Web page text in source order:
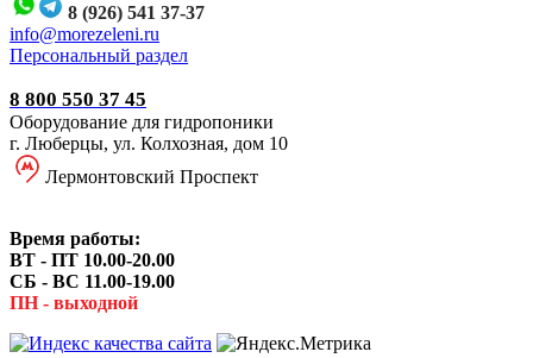
8 (926) 541 37-37
info@morezeleni.ru
Персональный раздел
8 800 550 37 45
Оборудование для гидропоники
г. Люберцы, ул. Колхозная, дом 10
Лермонтовский Проспект
Время работы:
ВТ - ПТ 10.00-20.00
СБ - ВС 11.00-19.00
ПН - выходной